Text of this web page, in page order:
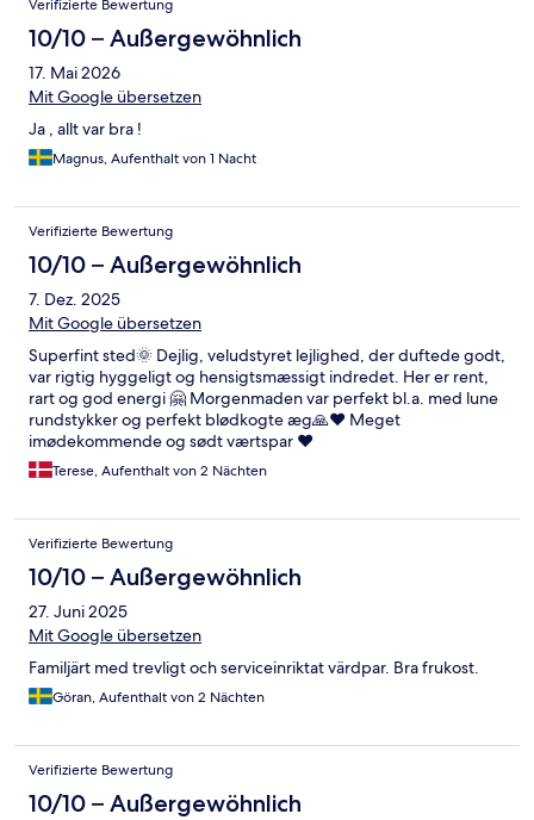
Verifizierte Bewertung
10/10 – Außergewöhnlich
17. Mai 2026
Mit Google übersetzen
Ja , allt var bra !
Magnus, Aufenthalt von 1 Nacht
Verifizierte Bewertung
10/10 – Außergewöhnlich
7. Dez. 2025
Mit Google übersetzen
Superfint sted🌞 Dejlig, veludstyret lejlighed, der duftede godt,
var rigtig hyggeligt og hensigtsmæssigt indredet. Her er rent,
rart og god energi 🤗 Morgenmaden var perfekt bl.a. med lune
rundstykker og perfekt blødkogte æg🙏❤️ Meget
imødekommende og sødt værtspar ❤️
Terese, Aufenthalt von 2 Nächten
Verifizierte Bewertung
10/10 – Außergewöhnlich
27. Juni 2025
Mit Google übersetzen
Familjärt med trevligt och serviceinriktat värdpar. Bra frukost.
Göran, Aufenthalt von 2 Nächten
Verifizierte Bewertung
10/10 – Außergewöhnlich